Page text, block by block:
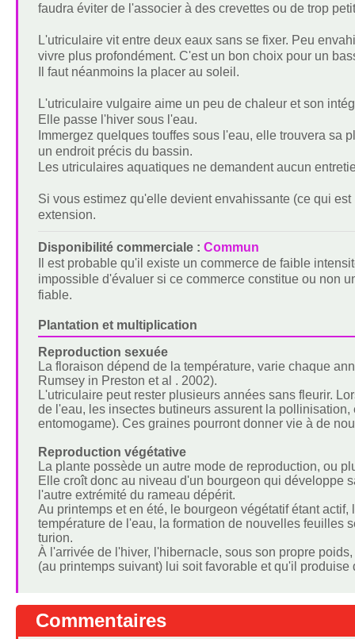
faudra éviter de l'associer à des crevettes ou de trop
L'utriculaire vit entre deux eaux sans se fixer. Peu
vivre plus profondément. C'est un bon choix pour un
Il faut néanmoins la placer au soleil.
L'utriculaire vulgaire aime un peu de chaleur et son
Elle passe l'hiver sous l'eau.
Immergez quelques touffes sous l'eau, elle trouvera sa
un endroit précis du bassin.
Les utriculaires aquatiques ne demandent aucun
Si vous estimez qu'elle devient envahissante (ce qui
extension.
Disponibilité commerciale : Commun
Il est probable qu'il existe un commerce de faible
impossible d'évaluer si ce commerce constitue ou non
fiable.
Plantation et multiplication
Reproduction sexuée
La floraison dépend de la température, varie chaque
Rumsey in Preston et al . 2002).
L'utriculaire peut rester plusieurs années sans fleurir.
de l'eau, les insectes butineurs assurent la
entomogame). Ces graines pourront donner vie à de
Reproduction végétative
La plante possède un autre mode de reproduction, ou
Elle croît donc au niveau d'un bourgeon qui développe
l'autre extrémité du rameau dépérit.
Au printemps et en été, le bourgeon végétatif étant
température de l'eau, la formation de nouvelles feuilles
turion.
À l'arrivée de l'hiver, l'hibernacle, sous son propre
(au printemps suivant) lui soit favorable et qu'il produise
Commentaires